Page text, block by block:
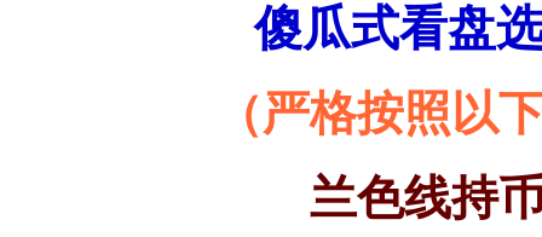
傻瓜式看盘
（严格按照以
兰色线持